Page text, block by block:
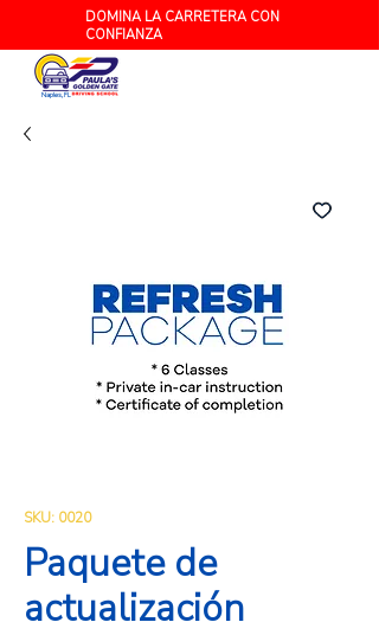
DOMINA LA CARRETERA CON
CONFIANZA
Naples, FL
SKU: 0020
Paquete de
actualización